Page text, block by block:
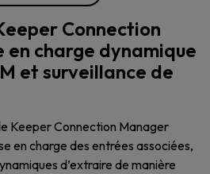
Connection
en charge dynamique
et surveillance de
Keeper Connection Manager
en charge des entrées associées,
d’extraire de manière